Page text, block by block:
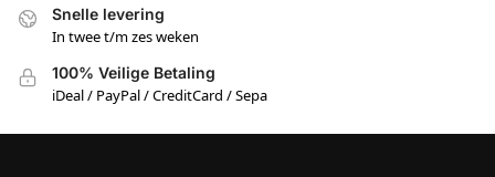
Snelle levering
In twee t/m zes weken
100% Veilige Betaling
iDeal / PayPal / CreditCard / Sepa